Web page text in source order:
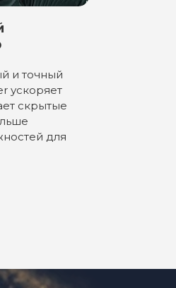
и точный
ускоряет
скрытые
для